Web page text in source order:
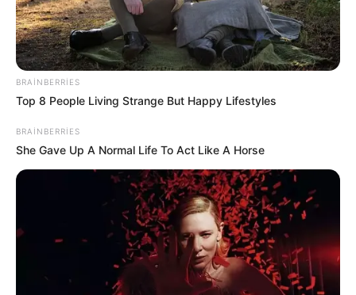
17:00 / 27 İyul 2026 CƏMİYYƏT
Hövsanda dənizdə 4 nəfər batıb:3-ü xilas
edilib, 1-i boğulub
169
BRAINBERRIES
Top 8 People Living Strange But Happy Lifestyles
BRAINBERRIES
She Gave Up A Normal Life To Act Like A Horse